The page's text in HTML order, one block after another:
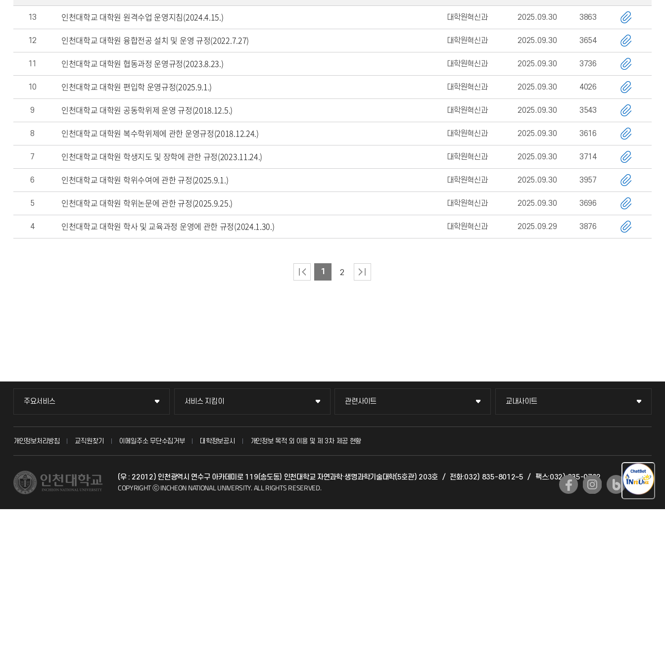
13 인천대학교 대학원 원격수업 운영지침(2024.4.15.) 대학원혁신과 2025.09.30 3863
12 인천대학교 대학원 융합전공 설치 및 운영 규정(2022.7.27) 대학원혁신과 2025.09.30 3654
11 인천대학교 대학원 협동과정 운영규정(2023.8.23.) 대학원혁신과 2025.09.30 3736
10 인천대학교 대학원 편입학 운영규정(2025.9.1.) 대학원혁신과 2025.09.30 4026
9 인천대학교 대학원 공동학위제 운영 규정(2018.12.5.) 대학원혁신과 2025.09.30 3543
8 인천대학교 대학원 복수학위제에 관한 운영규정(2018.12.24.) 대학원혁신과 2025.09.30 3616
7 인천대학교 대학원 학생지도 및 장학에 관한 규정(2023.11.24.) 대학원혁신과 2025.09.30 3714
6 인천대학교 대학원 학위수여에 관한 규정(2025.9.1.) 대학원혁신과 2025.09.30 3957
5 인천대학교 대학원 학위논문에 관한 규정(2025.9.25.) 대학원혁신과 2025.09.30 3696
4 인천대학교 대학원 학사 및 교육과정 운영에 관한 규정(2024.1.30.) 대학원혁신과 2025.09.29 3876
1 2
주요서비스
주요서비스
교무회의방송
시설예약
서비스 지킴이
서비스 지킴이
묻고 답하기
자주 묻는 질문(FAQ)
관련사이트
관련사이트
국방헬프콜
산학협력단
교내사이트
교내사이트
교수회
국제교류과
개인정보처리방침 교직원찾기 이메일주소 무단수집거부 대학정보공시 개인정보 목적 외 이용 및 제 3차 제공 현황
(우 : 22012) 인천광역시 연수구 아카데미로 119(송도동) 인천대학교 자연과학·생명과학기술대학(5호관) 203호 / 전화:032) 835-8012~5 / 팩스:032) 835-0702
COPYRIGHT ⓒ INCHEON NATIONAL UNIVERSITY.ALL RIGHTS RESERVED.